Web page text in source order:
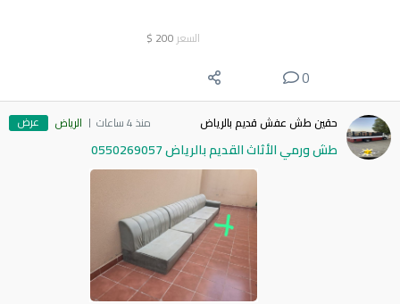
السعر 200
$
0
حقين طش عفش قديم بالرياض منذ 4 ساعات الرياض عرض
طش ورمي الأثاث القديم بالرياض 0550269057